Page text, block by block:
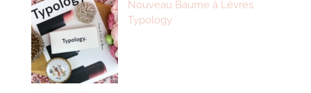
Nouveau Baume à Lèvres
Typology